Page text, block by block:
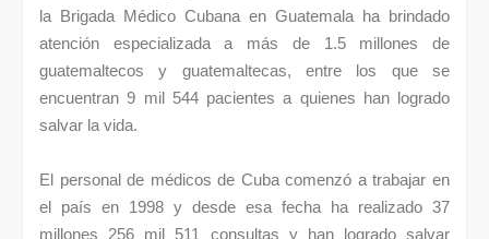
la Brigada Médico Cubana en Guatemala ha brindado
atención especializada a más de 1.5 millones de
guatemaltecos y guatemaltecas, entre los que se
encuentran 9 mil 544 pacientes a quienes han logrado
salvar la vida.
El personal de médicos de Cuba comenzó a trabajar en
el país en 1998 y desde esa fecha ha realizado 37
millones 256 mil 511 consultas y han logrado salvar